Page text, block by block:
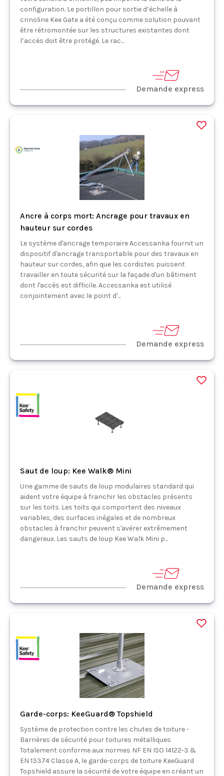
configuration. Le portillon pour sortie d’échelle à
crinoline Kee Gate a été conçu comme solution pouvant
être rétromontée sur les structures existantes dont
l’accès doit être protégé. Le rac...
Demande express
Ancre à corps mort: Ancrage pour travaux en
hauteur sur cordes
Le système d'ancrage temporaire Accessanka fournit un
dispositif d'ancrage transportable pour des travaux en
hauteur sur cordes, afin que les cordistes puissent
travailler en toute sécurité sur la façade d'un bâtiment
dont l'accès est difficile. Accessanka est utilisé
conjointement avec le point d'...
Demande express
Saut de loup: Kee Walk® Mini
Une gamme de sauts de loup modulaires standard qui
aident votre équipe à franchir les obstacles présents
sur les toits. Les toits qui comportent des niveaux
variables, des surfaces inégales et de nombreux
obstacles à franchir peuvent s'avérer extrêmement
dangereux. Les sauts de loup Kee Walk Mini p...
Demande express
Garde-corps: KeeGuard® Topshield
Système de protection contre les chutes de toiture -
Barrières de sécurité pour toitures métalliques
Totalement conforme aux normes NF EN ISO 14122-3 &
EN 13374 Classe A, le garde-corps de toiture KeeGuard
Topshield assure la sécurité de votre équipe en créant un